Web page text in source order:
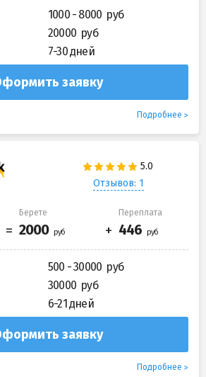
1000 - 8000
20000
7-30 дней
заявку
Подробнее
Отзывов: 1
Берете Переплата
500 - 30000
30000
6-21 дней
заявку
Подробнее